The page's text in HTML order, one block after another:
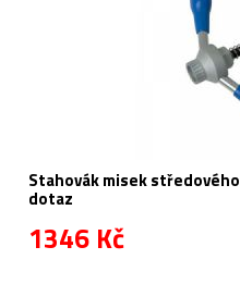
Stahovák misek
dotaz
1346 Kč